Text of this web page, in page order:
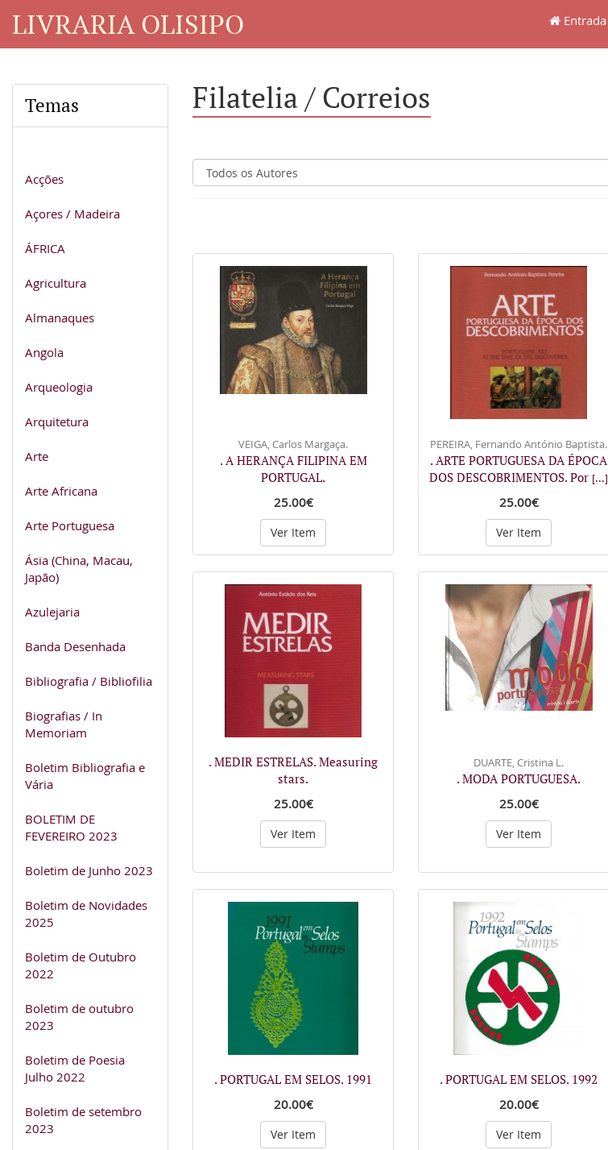
LIVRARIA OLISIPO Entrada
Temas
Acções
Açores / Madeira
ÁFRICA
Agricultura
Almanaques
Angola
Arqueologia
Arquitetura
Arte
Arte Africana
Arte Portuguesa
Ásia (China, Macau,
Japão)
Azulejaria
Banda Desenhada
Bibliografia / Bibliofilia
Biografias / In
Memoriam
Boletim Bibliografia e
Vária
BOLETIM DE
FEVEREIRO 2023
Boletim de Junho 2023
Boletim de Novidades
2025
Boletim de Outubro
2022
Boletim de outubro
2023
Boletim de Poesia
Julho 2022
Boletim de setembro
2023
Filatelia / Correios
VEIGA, Carlos Margaça.
. A HERANÇA FILIPINA EM
PORTUGAL.
25.00€
Ver Item
PEREIRA, Fernando António Baptista.
. ARTE PORTUGUESA DA ÉPOCA
DOS DESCOBRIMENTOS. Por [...]
25.00€
Ver Item
. MEDIR ESTRELAS. Measuring
stars.
25.00€
Ver Item
DUARTE, Cristina L.
. MODA PORTUGUESA.
25.00€
Ver Item
. PORTUGAL EM SELOS. 1991
20.00€
Ver Item
. PORTUGAL EM SELOS. 1992
20.00€
Ver Item